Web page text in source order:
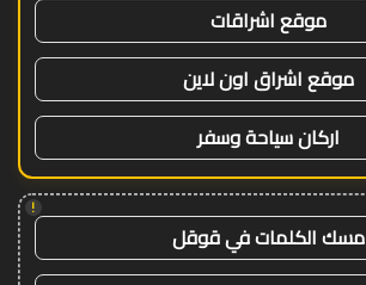
موقع اشراقات
موقع اشراق اون لاين
اركان سياحة وسفر
!
مسك الكلمات في قوقل